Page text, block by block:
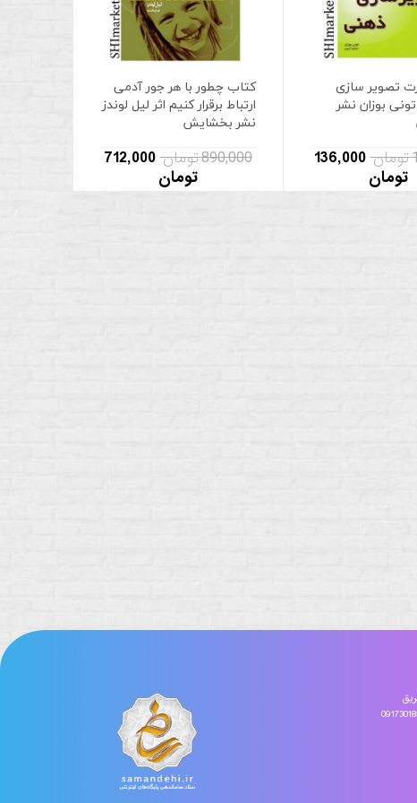
تصویر سازی
بوزان نشر
136,000
تومان
کتاب چطور با هر جور آدمی
ارتباط برقرار کنیم اثر لیل لوندز
نشر بخشایش
890,000 تومان
712,000
تومان